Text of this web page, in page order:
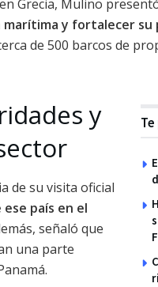
Grecia, Mulino
y fortalecer su
de 500 barcos de
y
de su visita oficial
país en el
señaló que
una parte